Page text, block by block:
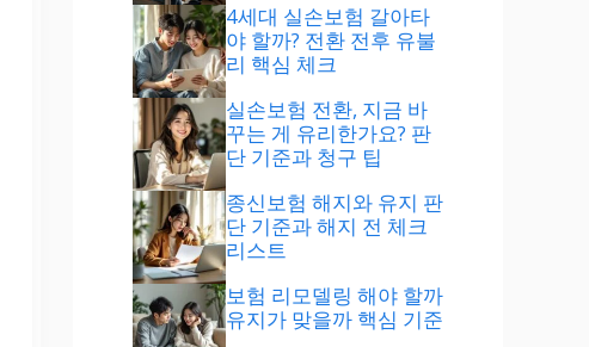
4세대 실손보험 갈아타
야 할까? 전환 전후 유불
리 핵심 체크
실손보험 전환, 지금 바
꾸는 게 유리한가요? 판
단 기준과 청구 팁
종신보험 해지와 유지 판
단 기준과 해지 전 체크
리스트
보험 리모델링 해야 할까
유지가 맞을까 핵심 기준